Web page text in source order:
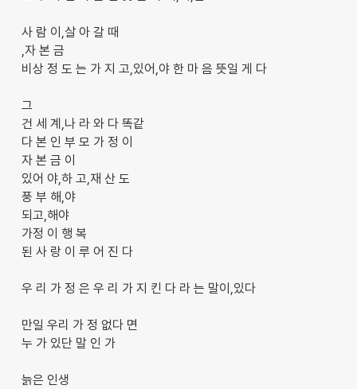
사 람 이,살 아 갈 때
,자 본 금
비상 정 도 는 가 지 고,있어,야 한 마 음 뜻일 게 다
그
건 세 계,나 라 와 다 똑같
다 본 인 부 모 가 정 이
자 본 금 이
있어 야,하 고,재 산 도
풍 부 해,야
되고,해야
가정 이 행 복
된 사 랑 이 루 어 진 다
우 리 가 정 은 우 리 가 지 킨 다 라 는 말이,있다
만일 우리 가 정 없다 면
누 가 있단 말 인 가
늙은 인생